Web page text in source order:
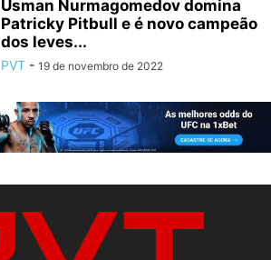
Usman Nurmagomedov domina
Patricky Pitbull e é novo campeão
dos leves...
PVT - 19 de novembro de 2022